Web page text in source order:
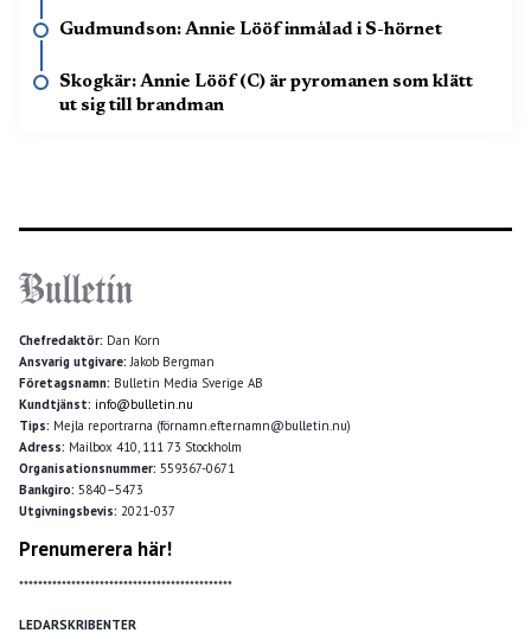
Gudmundson: Annie Lööf inmålad i S-hörnet
Skogkär: Annie Lööf (C) är pyromanen som klätt
ut sig till brandman
Chefredaktör: Dan Korn
Ansvarig utgivare:Jakob Bergman
Företagsnamn: Bulletin Media Sverige AB
Kundtjänst: info@bulletin.nu
Tips: Mejla reportrarna (förnamn.efternamn@bulletin.nu)
Adress: Mailbox 410, 111 73 Stockholm
Organisationsnummer: 559367-0671
Bankgiro: 5840–5473
Utgivningsbevis: 2021-037
Prenumerera här!
*********************************************
LEDARSKRIBENTER